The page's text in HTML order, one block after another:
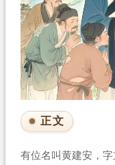
正文
有位名叫黄建安，